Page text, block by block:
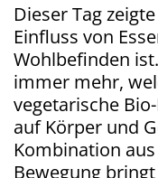
Dieser Tag
Einfluss von
Wohlbefinden
immer mehr,
vegetarische
auf Körper und
Kombination
Bewegung